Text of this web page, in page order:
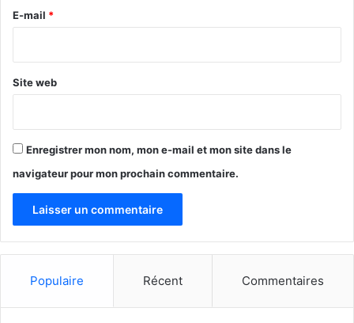
e
E-mail *
Site web
Enregistrer mon nom, mon e-mail et mon site dans le
navigateur pour mon prochain commentaire.
Populaire Récent Commentaires